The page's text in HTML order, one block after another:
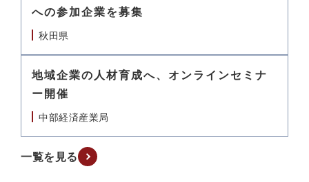
への参加企業を募集
秋田県
地域企業の人材育成へ、オンラインセミナ
ー開催
中部経済産業局
一覧を見る